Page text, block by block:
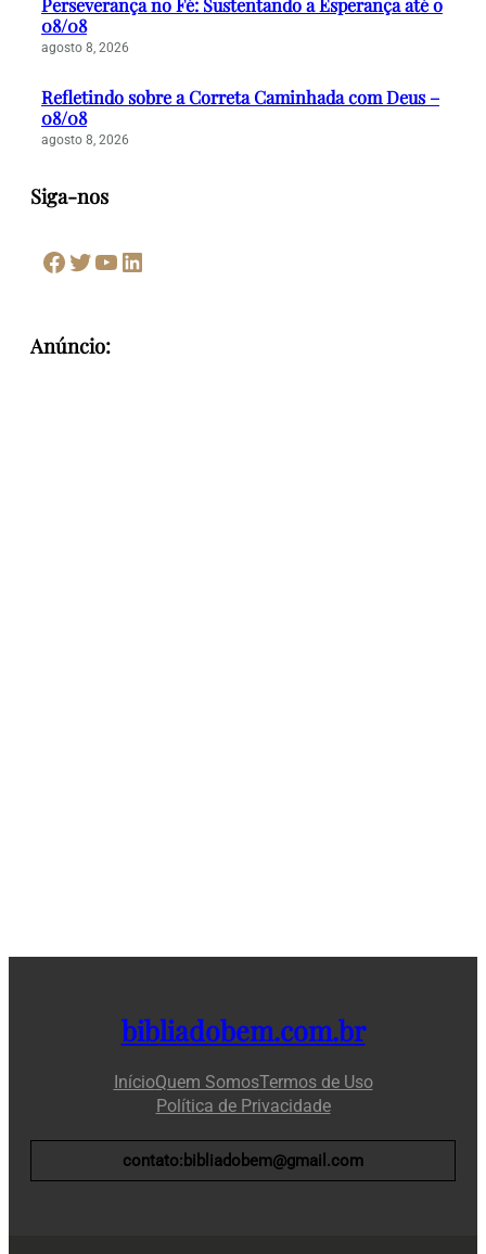
08/08
agosto 8, 2026
Refletindo sobre a Correta Caminhada com Deus –
08/08
agosto 8, 2026
Siga-nos
Facebook Twitter Youtube LinkedIn
Anúncio:
bibliadobem.com.br
InícioQuem SomosTermos de Uso
Política de Privacidade
contato:bibliadobem@gmail.com